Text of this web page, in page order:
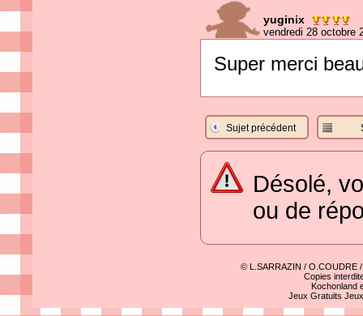
yuginix
vendredi 28 octobre
Super merci
Sujet précédent
Désolé,
ou de
© L.SARRAZIN / O.COUDRE
Copies
Kochonland
Jeux Gratuits Jeux